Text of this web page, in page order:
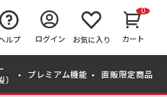
ルプ ログイン お気に入り
0
カート
）
プレミアム機能 直販限定商品